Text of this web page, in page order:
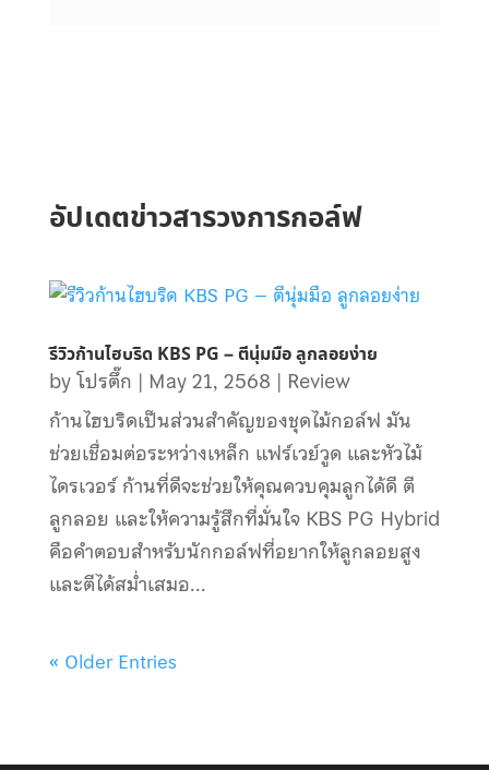
อัปเดตข่าวสารวงการกอล์ฟ
รีวิวก้านไฮบริด KBS PG – ตีนุ่มมือ ลูกลอยง่าย
byโปรตึ๊ก | May 21, 2568 | Review
ก้านไฮบริดเป็นส่วนสำคัญของชุดไม้กอล์ฟ มัน
ช่วยเชื่อมต่อระหว่างเหล็ก แฟร์เวย์วูด และหัวไม้
ไดรเวอร์ ก้านที่ดีจะช่วยให้คุณควบคุมลูกได้ดี ตี
ลูกลอย และให้ความรู้สึกที่มั่นใจ KBS PG Hybrid
คือคำตอบสำหรับนักกอล์ฟที่อยากให้ลูกลอยสูง
และตีได้สม่ำเสมอ...
« Older Entries